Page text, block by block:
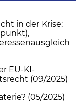
in der Krise:
EU-KI-
(09/2025)
(05/2025)